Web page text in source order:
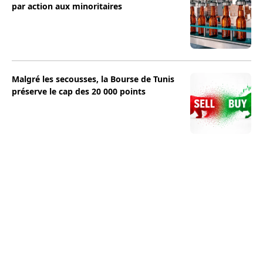
par action aux minoritaires
Malgré les secousses, la Bourse de Tunis
préserve le cap des 20 000 points